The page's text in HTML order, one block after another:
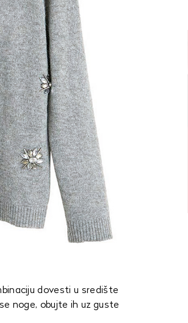
dovesti u središte
noge, obujte ih uz guste